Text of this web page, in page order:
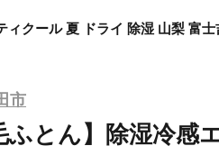
クール 夏 ドライ 除湿 山梨 富士
市
ふとん】除湿冷感